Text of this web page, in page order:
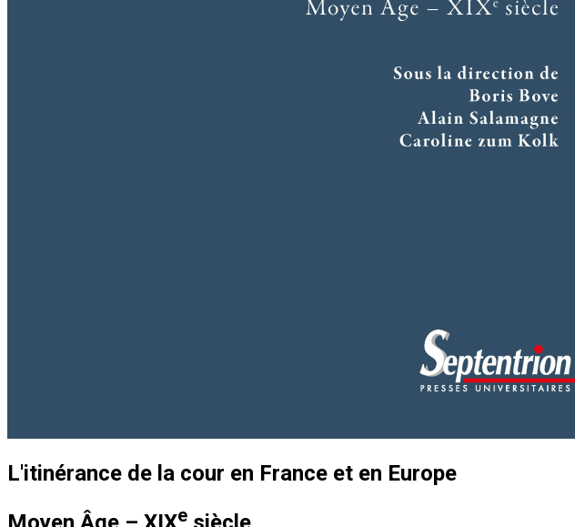
L'itinérance de la cour en France et en Europe
e